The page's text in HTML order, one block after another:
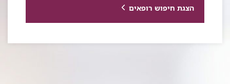
הצגת חיפוש רופאים